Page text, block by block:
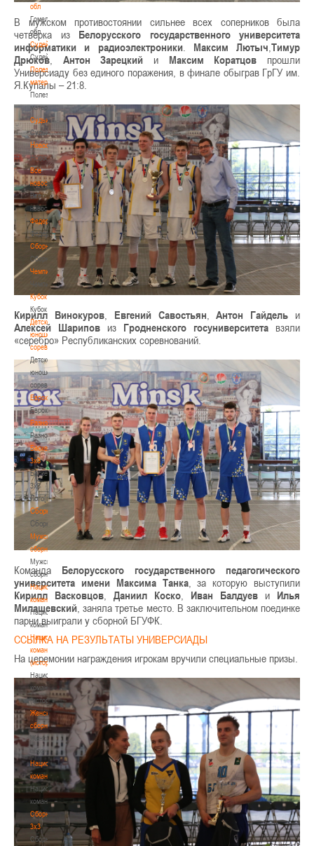
обл
Гомельская
обл
Судейство
Судейство
Полезные
материалы
Полезные
материалы
Судьи
Судьи
Новости
Новости
Все
новости
Все
новости
Федерация
Федерация
Сборные
Сборные
Чемпионат
Чемпионат
Кубок
Кубок
Детско-
юношеские
соревнования
Детско-
юношеские
соревнования
Еврокубки
Еврокубки
Разное
Разное
Баскетбол
3х3
Баскетбол
3х3
Лого[modid=121]
Сборные
Сборные
Мужские
сборные
Мужские
сборные
Национальная
команда
Национальная
команда
Национальная
команда
(история)
Национальная
команда
(история)
Женские
сборные
Женские
сборные
Национальная
команда
Национальная
команда
Сборные
3х3
Сборные
В мужском противостоянии сильнее всех соперников была
четвёрка из Белорусского государственного университета
информатики и радиоэлектроники. Максим Лютыч Тимур
Дрюков
Антон Зарецкий и Максим Коратцов прошли
Универсиаду без единого поражения, в финале обыграв ГрГУ им.
Я.Купалы – 21:8.
Кирилл Винокуров, Евгений Савостьян ,Антон Гайдель и
Алексей Шарипов из Гродненского госуниверситета взяли
«серебро» Республиканских соревнований.
Команда Белорусского государственного педагогического
университета имени Максима Танка, за которую выступили
Кирилл Васковцов
Даниил Коско Иван Балдуев и Илья
Милашевский , заняла третье место. В заключительном поединке
парни выиграли у сборной БГУФК.
ССЫЛКА НА РЕЗУЛЬТАТЫ УНИВЕРСИАДЫ
На церемонии награждения игрокам вручили специальные призы.